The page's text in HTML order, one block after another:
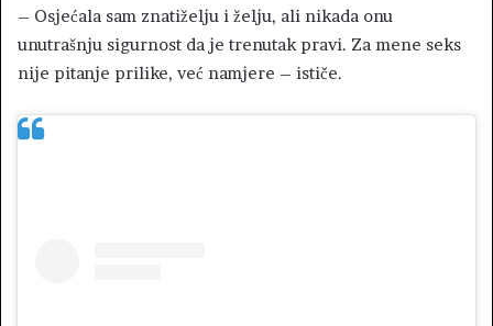
– Osjećala sam znatiželju i želju, ali nikada onu
unutrašnju sigurnost da je trenutak pravi. Za mene seks
nije pitanje prilike, već namjere – ističe.